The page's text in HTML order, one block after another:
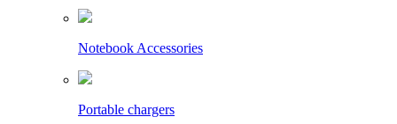
Notebook Accessories
Portable chargers